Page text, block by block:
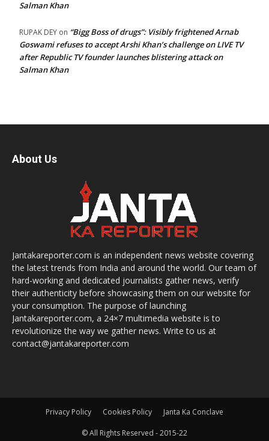
Salman Khan
RUPAK DEY on “Bigg Boss of drugs”: Visibly frightened Arnab
Goswami refuses to accept Arshi Khan’s challenge on LIVE TV
after Republic TV founder launches blistering attack on
Salman Khan
About Us
Jantakareporter.com is an independent news website covering
the latest trends from India and around the world. Our team of
hard-working and dedicated journalists gather news, verify
their authenticity before showcasing them on our website for
your consumption. The purpose of launching
Jantakareporter.com, a 24×7 multimedia website is to
revolutionize the way we gather news. Write to us at
contact@jantakareporter.com
Privacy Policy Cookies Policy Janta Ka Conclave
© All Rights Reserved - 2015-22